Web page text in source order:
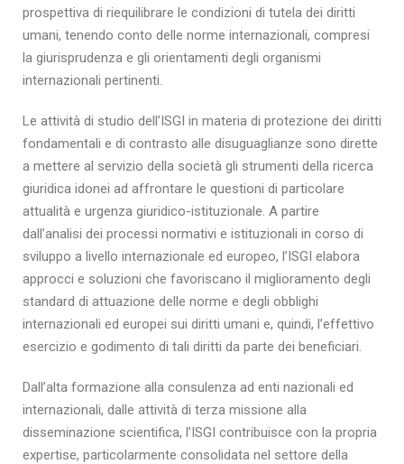
prospettiva di riequilibrare le condizioni di tutela dei diritti
umani, tenendo conto delle norme internazionali, compresi
la giurisprudenza e gli orientamenti degli organismi
internazionali pertinenti.
Le attività di studio dell’ISGI in materia di protezione dei diritti
fondamentali e di contrasto alle disuguaglianze sono dirette
a mettere al servizio della società gli strumenti della ricerca
giuridica idonei ad affrontare le questioni di particolare
attualità e urgenza giuridico-istituzionale. A partire
dall’analisi dei processi normativi e istituzionali in corso di
sviluppo a livello internazionale ed europeo, l’ISGI elabora
approcci e soluzioni che favoriscano il miglioramento degli
standard di attuazione delle norme e degli obblighi
internazionali ed europei sui diritti umani e, quindi, l’effettivo
esercizio e godimento di tali diritti da parte dei beneficiari.
Dall’alta formazione alla consulenza ad enti nazionali ed
internazionali, dalle attività di terza missione alla
disseminazione scientifica, l’ISGI contribuisce con la propria
expertise, particolarmente consolidata nel settore della